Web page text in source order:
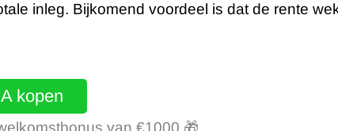
inleg. Bijkomend voordeel is dat de rente
kopen
van €1000.🎁